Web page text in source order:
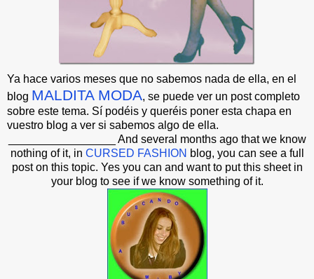
Ya hace varios meses que no sabemos nada de ella, en el
blog MALDITA MODA, se puede ver un post completo
sobre este tema. Sí podéis y queréis poner esta chapa en
vuestro blog a ver si sabemos algo de ella.
_________________ And several months ago that we know
nothing of it, in CURSED FASHION blog, you can see a full
post on this topic. Yes you can and want to put this sheet in
your blog to see if we know something of it.